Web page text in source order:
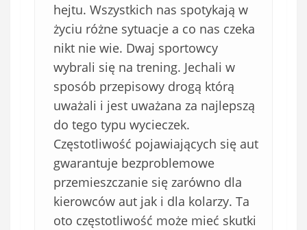
hejtu. Wszystkich nas spotykają w
życiu różne sytuacje a co nas czeka
nikt nie wie. Dwaj sportowcy
wybrali się na trening. Jechali w
sposób przepisowy drogą którą
uważali i jest uważana za najlepszą
do tego typu wycieczek.
Częstotliwość pojawiających się aut
gwarantuje bezproblemowe
przemieszczanie się zarówno dla
kierowców aut jak i dla kolarzy. Ta
oto częstotliwość może mieć skutki